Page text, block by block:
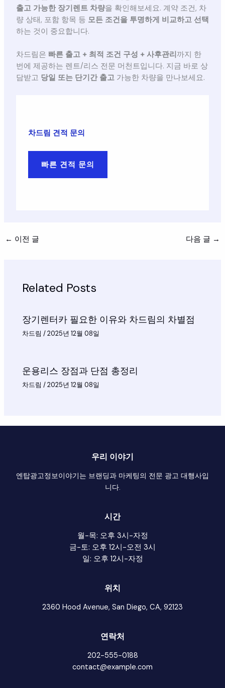
출고 가능한 장기렌트 차량을 확인해보세요. 계약 조건, 차
량 상태, 포함 항목 등 모든 조건을 투명하게 비교하고 선택
하는 것이 중요합니다.
차드림은 빠른 출고 + 최적 조건 구성 + 사후관리 까지 한
번에 제공하는 렌트/리스 전문 머천트입니다. 지금 바로 상
담받고 당일 또는 단기간 출고가능한 차량을 만나보세요.
차드림 견적 문의
빠른 견적 문의
← 이전 글 다음 글 →
Related Posts
장기렌터카 필요한 이유와 차드림의 차별점
차드림 /2025년 12월 08일
운용리스 장점과 단점 총정리
차드림 /2025년 12월 08일
우리 이야기
엔탑광고정보이야기는 브랜딩과 마케팅의 전문 광고 대행사입
니다.
시간
월-목: 오후 3시-자정
금-토: 오후 12시-오전 3시
일: 오후 12시-자정
위치
2360 Hood Avenue, San Diego, CA, 92123
연락처
202-555-0188
contact@example.com